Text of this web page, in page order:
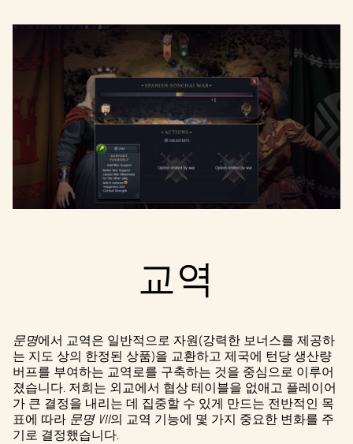
교역
문명에서 교역은 일반적으로 자원(강력한 보너스를 제공하
는 지도 상의 한정된 상품)을 교환하고 제국에 턴당 생산량
버프를 부여하는 교역로를 구축하는 것을 중심으로 이루어
졌습니다. 저희는 외교에서 협상 테이블을 없애고 플레이어
가 큰 결정을 내리는 데 집중할 수 있게 만드는 전반적인 목
표에 따라 문명 VII의 교역 기능에 몇 가지 중요한 변화를 주
기로 결정했습니다.